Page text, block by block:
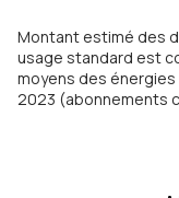
Grenoble, à
tout en offrant calme
confort et d'intimité,
unique et son
Montant estimé des
usage standard est
moyens des
2023 (abonnements